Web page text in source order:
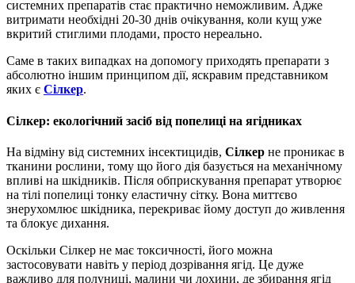
системних препаратів стає практично неможливим. Адже
витримати необхідні 20-30 днів очікування, коли кущ уже
вкритий стиглими плодами, просто нереально.
Саме в таких випадках на допомогу приходять препарати з
абсолютно іншим принципом дії, яскравим представником
яких є Сілкер.
Сілкер: екологічний засіб від попелиці на ягідниках
На відміну від системних інсектицидів, Сілкер не проникає в
тканини рослини, тому що його дія базується на механічному
впливі на шкідників. Після обприскування препарат утворює
на тілі попелиці тонку еластичну сітку. Вона миттєво
знерухомлює шкідника, перекриває йому доступ до живлення
та блокує дихання.
Оскільки Сілкер не має токсичності, його можна
застосовувати навіть у період дозрівання ягід. Це дуже
важливо для полуниці, малини чи лохини, де збирання ягід